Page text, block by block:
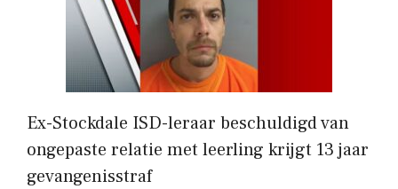
Ex-Stockdale ISD-leraar beschuldigd van
ongepaste relatie met leerling krijgt 13 jaar
gevangenisstraf